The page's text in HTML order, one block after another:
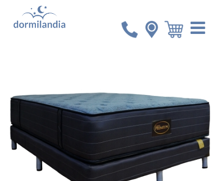
Inicio Colchones Set King Primiun Soft Dream